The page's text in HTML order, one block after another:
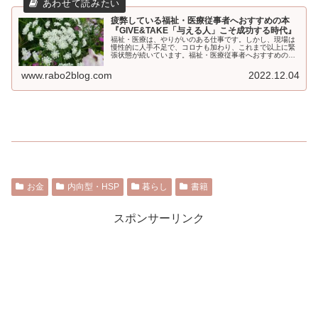
疲弊している福祉・医療従事者へおすすめの本
『GIVE&TAKE「与える人」こそ成功する時代』
福祉・医療は、やりがいのある仕事です。しかし、現場は
慢性的に人手不足で、コロナも加わり、これまで以上に緊
張状態が続いています。福祉・医療従事者へおすすめの本
www.rabo2blog.com 2022.12.04
お金 内向型・HSP 暮らし 書籍
スポンサーリンク